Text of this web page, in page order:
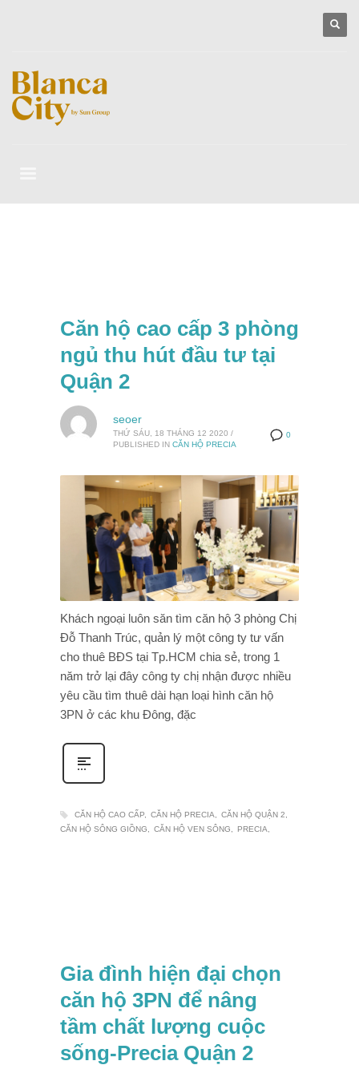
Căn hộ cao cấp 3 phòng
ngủ thu hút đầu tư tại
Quận 2
0
seoer
THỨ SÁU, 18 THÁNG 12 2020 /
PUBLISHED IN CĂN HỘ PRECIA
Khách ngoại luôn săn tìm căn hộ 3 phòng Chị
Đỗ Thanh Trúc, quản lý một công ty tư vấn
cho thuê BĐS tại Tp.HCM chia sẻ, trong 1
năm trở lại đây công ty chị nhận được nhiều
yêu cầu tìm thuê dài hạn loại hình căn hộ
3PN ở các khu Đông, đặc
CĂN HỘ CAO CẤP CĂN HỘ PRECIA
CĂN HỘ QUẬN 2
CĂN HỘ SÔNG GIỒNG
CĂN HỘ VEN SÔNG PRECIA
Gia đình hiện đại chọn
căn hộ 3PN để nâng
tầm chất lượng cuộc
sống-Precia Quận 2